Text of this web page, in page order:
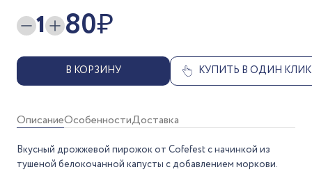
1 80₽
В КОРЗИНУ КУПИТЬ В ОДИН КЛИК
ОписаниеОсобенностиДоставка
Вкусный дрожжевой пирожок от Cofefest с начинкой из
тушеной белокочанной капусты с добавлением моркови.